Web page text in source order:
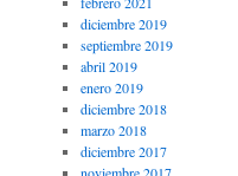
diciembre 2019
septiembre 2019
abril 2019
enero 2019
diciembre 2018
marzo 2018
diciembre 2017